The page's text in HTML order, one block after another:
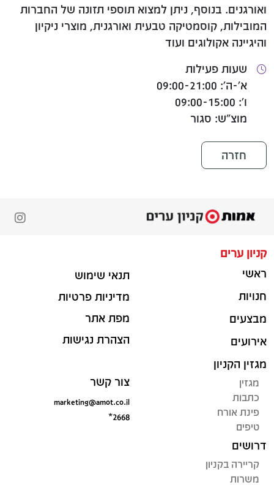
ואורגנים. בנוסף, ניתן למצוא תוספי תזונה של החברות
המובילות, קוסמטיקה טבעית ואורגנית, מוצרי ניקיון
והיגיינה אקולוגים ועוד
שעות פעילות
א'-ה': 09:00-21:00
ו': 09:00-15:00
מוצ"ש: סגור
חזרה
קניון ערים
ראשי
חנויות
מבצעים
אירועים
מגזין הקניון
מגזין
כתבות
פינת אורח
טיפים
דרושים
קריירה בקניון
משרות
תנאי שימוש
מדיניות פרטיות
מפת אתר
הצהרת נגישות
צור קשר
marketing@amot.co.il
*2668